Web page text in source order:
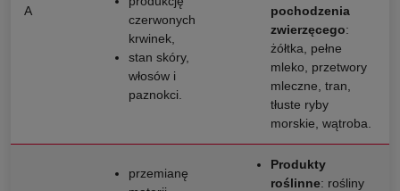
A
czerwonych
krwinek,
stan skóry,
włosów i
paznokci.
pochodzenia
zwierzęcego:
żółtka, pełne
mleko, przetwory
mleczne, tran,
tłuste ryby
morskie, wątroba.
przemianę
Produkty
roślinne: rośliny